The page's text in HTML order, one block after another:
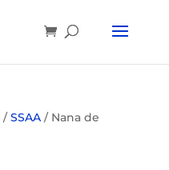
/SSAA/ Nana de